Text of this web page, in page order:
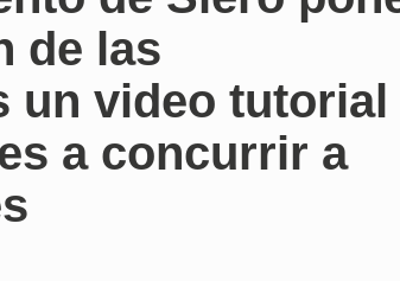
de las
un video tutorial
a concurrir a